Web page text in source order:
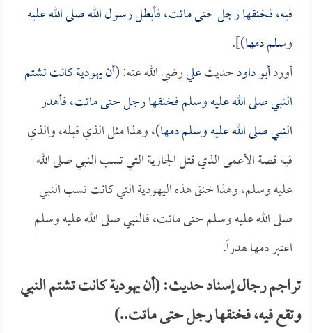
فيه، فخنقها رجل حتى ماتت، فأبطل رسول الله صلى الله عليه
وسلم دمها)].
أوردأبو داودحديثعليرضي الله عنه: (أن يهودية كانت تشتم
النبي صلى الله عليه وسلم فخنقها رجل حتى ماتت، فأهدر
النبي صلى الله عليه وسلم دمها)، وهذا مثل الذي قبله، والذي
فيه قصة الأعمى الذي قتل الجارية التي تسب النبي صلى الله
عليه وسلم، وهذا خنق هذه اليهودية التي كانت تسب النبي
صلى الله عليه وسلم حتى ماتت، فالنبي صلى الله عليه وسلم
اعتبر دمها هدراً.
تراجم رجال إسناد حديث: (أن يهودية كانت تشتم النبي
وتقع فيه، فخنقها رجل حتى ماتت..)